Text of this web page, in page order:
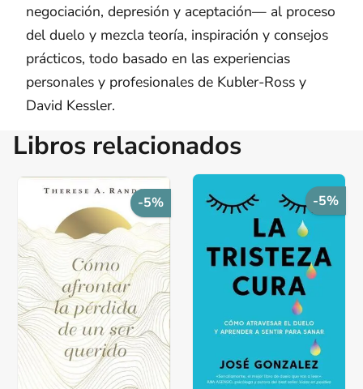
negociación, depresión y aceptación— al proceso
del duelo y mezcla teoría, inspiración y consejos
prácticos, todo basado en las experiencias
personales y profesionales de Kubler-Ross y
David Kessler.
Libros relacionados
-5% -5%